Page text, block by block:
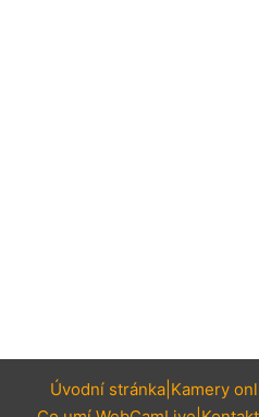
Úvodní stránka Kamery